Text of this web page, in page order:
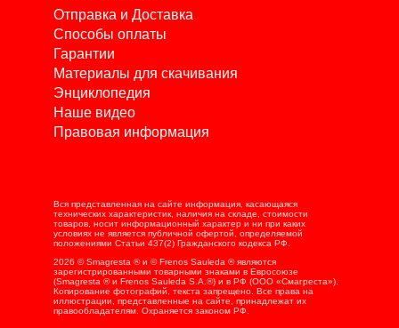
Отправка и Доставка
Способы оплаты
Гарантии
Материалы для скачивания
Энциклопедия
Наше видео
Правовая информация
Вся представленная на сайте информация, касающаяся
технических характеристик, наличия на складе, стоимости
товаров, носит информационный характер и ни при каких
условиях не является публичной офертой, определяемой
положениями Статьи 437(2) Гражданского кодекса РФ.
2026 © Smagresta ® и © Frenos Sauleda ® являются
зарегистрированными товарными знаками в Евросоюзе
(Smagresta ® и Frenos Sauleda S.A.®) и в РФ (ООО «Смагреста»).
Копирование фотографий, текста запрещено. Все права на
иллюстрации, представленные на сайте, принадлежат их
правообладателям. Охраняется законом РФ.